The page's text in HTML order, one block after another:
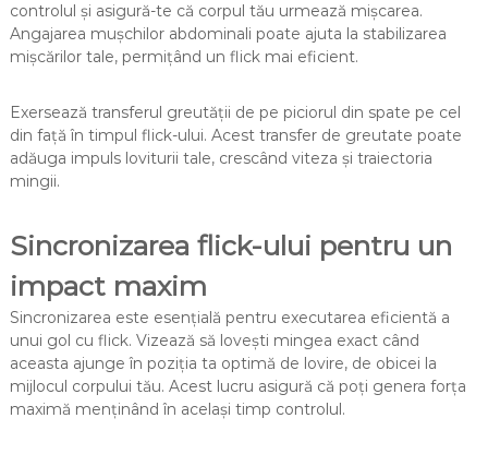
controlul și asigură-te că corpul tău urmează mișcarea.
Angajarea mușchilor abdominali poate ajuta la stabilizarea
mișcărilor tale, permițând un flick mai eficient.
Exersează transferul greutății de pe piciorul din spate pe cel
din față în timpul flick-ului. Acest transfer de greutate poate
adăuga impuls loviturii tale, crescând viteza și traiectoria
mingii.
Sincronizarea flick-ului pentru un
impact maxim
Sincronizarea este esențială pentru executarea eficientă a
unui gol cu flick. Vizează să lovești mingea exact când
aceasta ajunge în poziția ta optimă de lovire, de obicei la
mijlocul corpului tău. Acest lucru asigură că poți genera forța
maximă menținând în același timp controlul.